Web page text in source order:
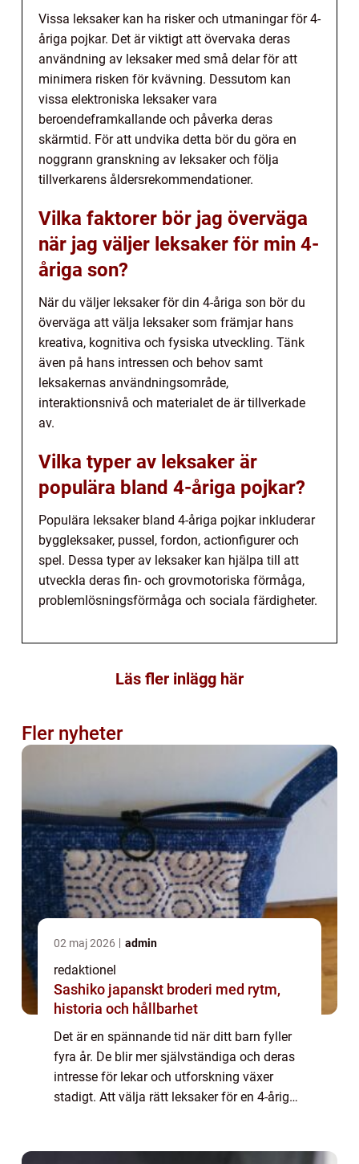
Vissa leksaker kan ha risker och utmaningar för 4-
åriga pojkar. Det är viktigt att övervaka deras
användning av leksaker med små delar för att
minimera risken för kvävning. Dessutom kan
vissa elektroniska leksaker vara
beroendeframkallande och påverka deras
skärmtid. För att undvika detta bör du göra en
noggrann granskning av leksaker och följa
tillverkarens åldersrekommendationer.
Vilka faktorer bör jag överväga
när jag väljer leksaker för min 4-
åriga son?
När du väljer leksaker för din 4-åriga son bör du
överväga att välja leksaker som främjar hans
kreativa, kognitiva och fysiska utveckling. Tänk
även på hans intressen och behov samt
leksakernas användningsområde,
interaktionsnivå och materialet de är tillverkade
av.
Vilka typer av leksaker är
populära bland 4-åriga pojkar?
Populära leksaker bland 4-åriga pojkar inkluderar
byggleksaker, pussel, fordon, actionfigurer och
spel. Dessa typer av leksaker kan hjälpa till att
utveckla deras fin- och grovmotoriska förmåga,
problemlösningsförmåga och sociala färdigheter.
Läs fler inlägg här
Fler nyheter
02 maj 2026 admin
redaktionel
Sashiko japanskt broderi med rytm,
historia och hållbarhet
Det är en spännande tid när ditt barn fyller
fyra år. De blir mer självständiga och deras
intresse för lekar och utforskning växer
stadigt. Att välja rätt leksaker för en 4-årig